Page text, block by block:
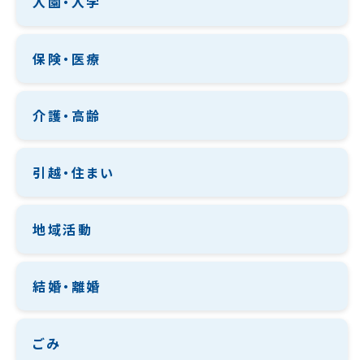
保険・医療
介護・高齢
引越・住まい
地域活動
結婚・離婚
ごみ